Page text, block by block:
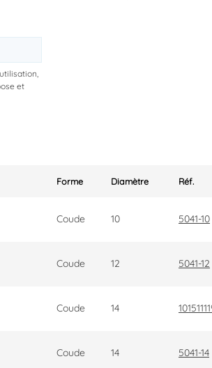
et
Forme Diamètre Réf.
Coude 10 5041-10
Coude 12 5041-12
Coude 14
Coude 14 5041-14